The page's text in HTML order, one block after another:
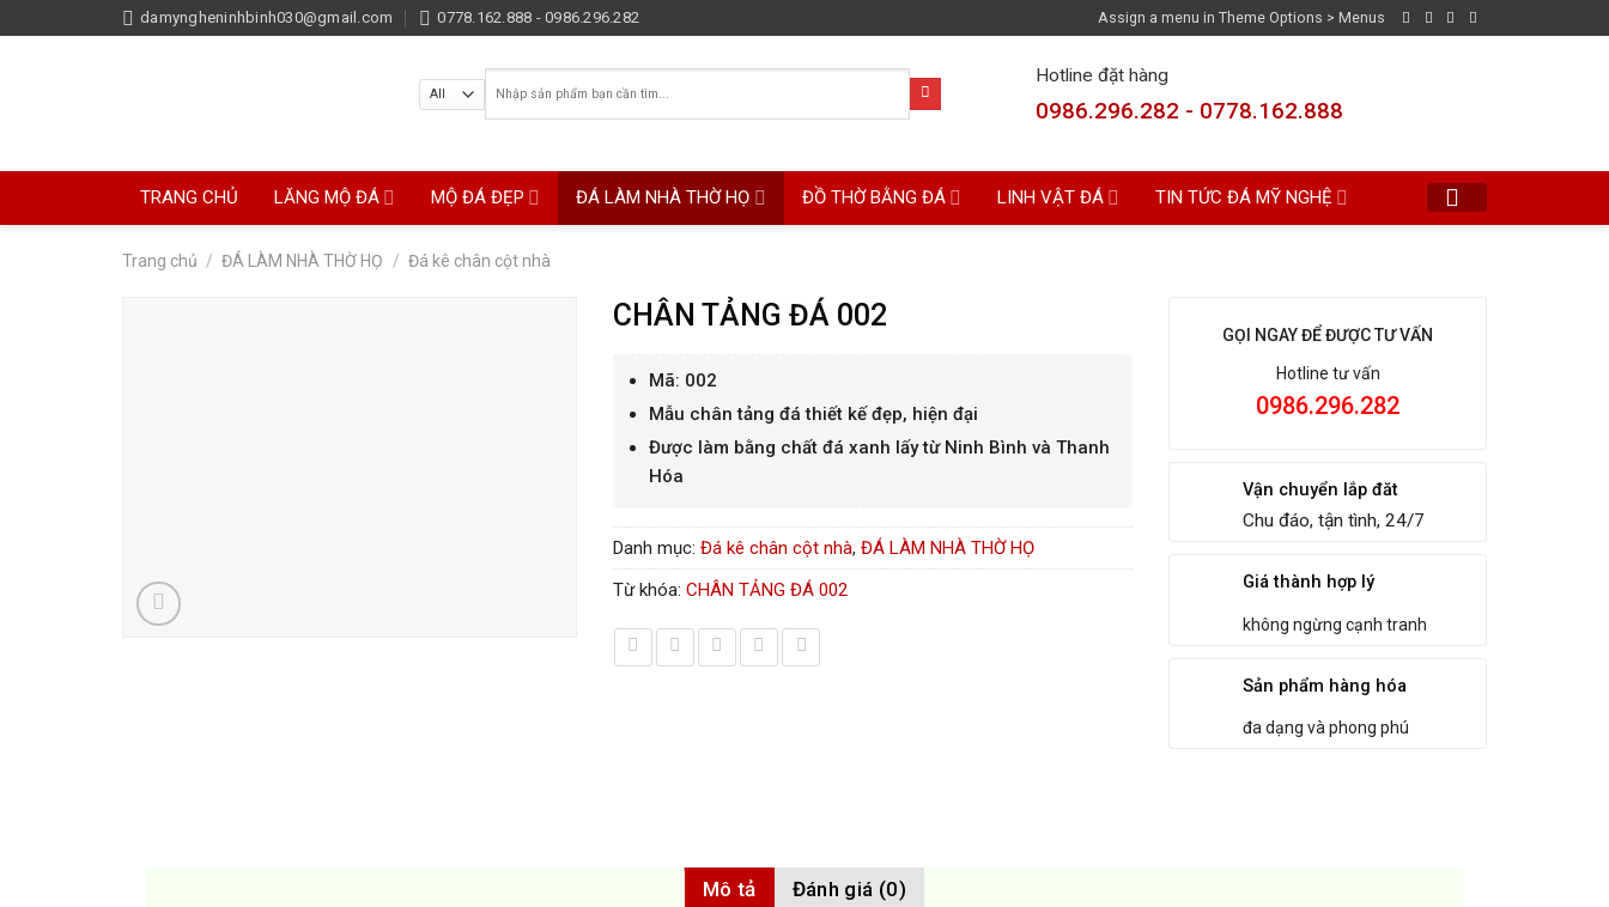
to
damyngheninhbinh030@gmail.com 0778.162.888 - 0986.296.282 Assign a menu in Theme Options > Menus
Tìm
kiếm:
Hotline đặt hàng
0986.296.282 - 0778.162.888
TRANG CHỦ LĂNG MỘ ĐÁ MỘ ĐÁ ĐẸP ĐÁ LÀM NHÀ THỜ HỌ ĐỒ THỜ BẰNG ĐÁ LINH VẬT ĐÁ TIN TỨC ĐÁ MỸ NGHỆ
Trang chủ / ĐÁ LÀM NHÀ THỜ HỌ / Đá kê chân cột nhà
CHÂN TẢNG ĐÁ 002
Mã: 002
Mẫu chân tảng đá thiết kế đẹp, hiện đại
Được làm bằng chất đá xanh lấy từ Ninh Bình và Thanh
Hóa
Danh mục: Đá kê chân cột nhà, ĐÁ LÀM NHÀ THỜ HỌ
Từ khóa: CHÂN TẢNG ĐÁ 002
GỌI NGAY ĐỂ ĐƯỢC TƯ VẤN
Hotline tư vấn
0986.296.282
Vận chuyển lắp đăt
Chu đáo, tận tình, 24/7
Giá thành hợp lý
không ngừng cạnh tranh
Sản phẩm hàng hóa
đa dạng và phong phú
Mô tả Đánh giá (0)